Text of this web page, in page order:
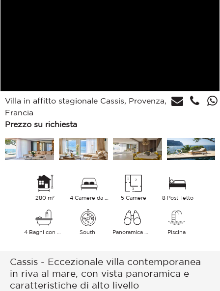
Villa in affitto stagionale Cassis, Provenza,
Francia
Prezzo su richiesta
280 m² 5 Camere 8 Posti letto
South Piscina
Cassis - Eccezionale villa contemporanea
in riva al mare, con vista panoramica e
caratteristiche di alto livello